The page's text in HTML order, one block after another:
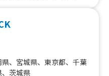
よだれ鶏丼、ギリシャヨ
）、揚げたこ焼き、ホッ
、グリーンカレー、チキ
ケ、くずキリ（きなこと
）、手羽先の旨辛煮、ど
チキンピカタ丼、からポ
、ハイボール、アイスレ
でん、骨無し手羽先、牛
搾り抹茶モンブラン、伊
たこ焼き
、宮城県、東京都、千葉
茨城県